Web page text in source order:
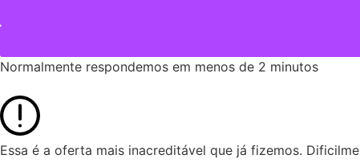
Normalmente respondemos em menos de 2 minutos
Essa é a oferta mais inacreditável que já fizemos.